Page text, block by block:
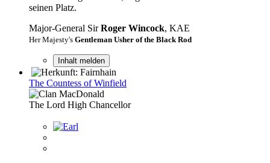
seinen Platz.
Major-General SirRoger Wincock, KAE
Her Majesty's Gentleman Usher of the Black Rod
Inhalt melden
The Countess of Winfield
The Lord High Chancellor